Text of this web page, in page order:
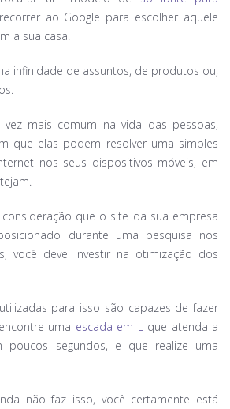
ao Google para escolher aquele
a sua casa.
infinidade de assuntos, de produtos ou,
vez mais comum na vida das pessoas,
que elas podem resolver uma simples
nos seus dispositivos móveis, em
que o site da sua empresa
durante uma pesquisa nos
você deve investir na otimização dos
para isso são capazes de fazer
uma escada em L que atenda a
poucos segundos, e que realize uma
não faz isso, você certamente está